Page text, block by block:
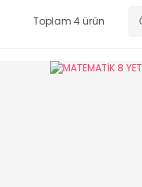
Toplam 4 ürün